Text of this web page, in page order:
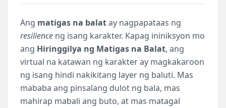
Ang matigas na balatay nagpapataas ng
resilience ng isang karakter. Kapag ininiksyon mo
ang Hiringgilya ng Matigas na Balat, ang
virtual na katawan ng karakter ay magkakaroon
ng isang hindi nakikitang layer ng baluti. Mas
mababa ang pinsalang dulot ng bala, mas
mahirap mabali ang buto, at mas matagal